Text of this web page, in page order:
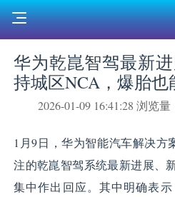
华为乾崑智驾最新
持城区NCA，爆胎也
2026-01-09 16:41:28 浏览量
1月9日，华为智能汽车解决方
注的乾崑智驾系统最新进展、
集中作出回应。其中明确表